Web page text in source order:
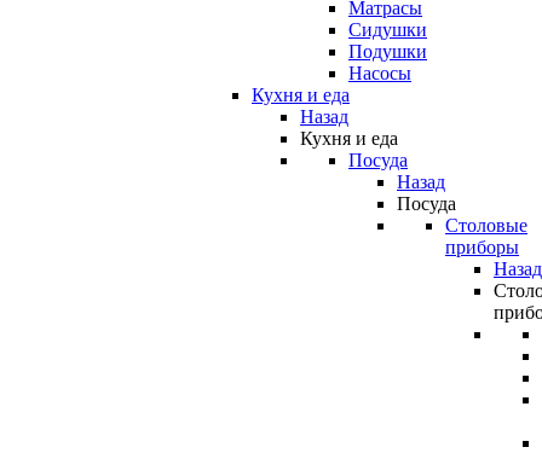
Матрасы
Сидушки
Подушки
Насосы
Кухня и еда
Назад
Кухня и еда
Посуда
Назад
Посуда
Столовые
приборы
Назад